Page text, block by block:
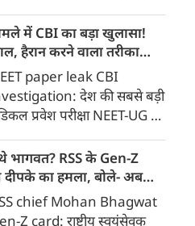
को हम पर आंसू गैस के गोले
गए, पेलेट गन का इस्तेमाल
गया; जब हम तब नहीं डरे, तो
मामूली स्याही हमारा क्या बिगाड़
में CBI का बड़ा खुलासा!
हैरान करने वाला तरीका
paper leak CBI
देश की सबसे बड़ी
प्रवेश परीक्षा NEET-UG के
(CBI) की जांच जैसे-जैसे आगे
रही है, चौंकाने वाले सच सामने
हैं। अदालत में दाखिल की गई
की चार्जशीट और स्टेटस
भागवत? RSS के Gen-Z
दीपके का हमला, बोले- अब
chief Mohan Bhagwat
Z card: राष्ट्रीय स्वयंसेवक